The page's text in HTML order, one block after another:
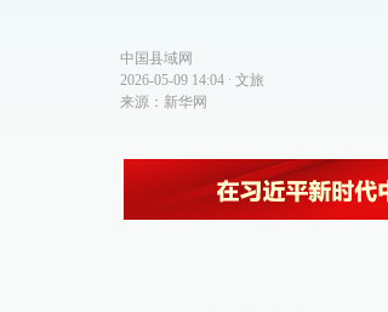
中国县域网
2026-05-09 14:04 ∙ 文旅
来源：新华网